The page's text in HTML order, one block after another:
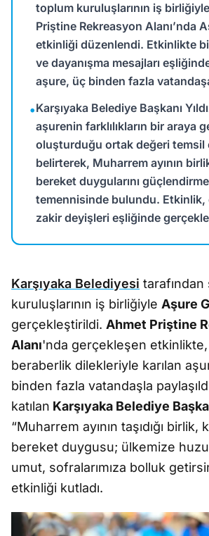
toplum kuruluşlarının iş
Priştine Rekreasyon Alanı’nda
etkinliği düzenlendi. Etkinlikte
ve dayanışma mesajları
aşure, üç binden fazla
•Karşıyaka Belediye Başkanı
aşurenin farklılıkların bir araya
oluşturduğu ortak değeri temsil
belirterek, Muharrem ayının
bereket duygularını
temennisinde bulundu. Etkinlik,
zakir deyişleri eşliğinde
Karşıyaka Belediyesi
kuruluşlarının iş birliğiyle Aşure
gerçekleştirildi. Ahmet Priştine
Alanı'nda gerçekleşen
beraberlik dilekleriyle karılan
binden fazla vatandaşla
katılan Karşıyaka Belediye
“Muharrem ayının taşıdığı
bereket duygusu; ülkemize
umut, sofralarımıza bolluk
etkinliği kutladı.